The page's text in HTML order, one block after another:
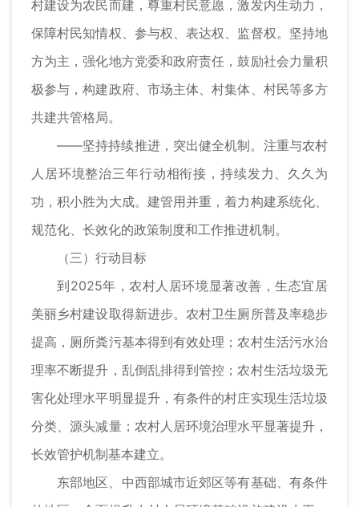
村建设为农民而建，尊重村民意愿，激发内生动力，
保障村民知情权、参与权、表达权、监督权。坚持地
方为主，强化地方党委和政府责任，鼓励社会力量积
极参与，构建政府、市场主体、村集体、村民等多方
共建共管格局。
——坚持持续推进，突出健全机制。注重与农村
人居环境整治三年行动相衔接，持续发力、久久为
功，积小胜为大成。建管用并重，着力构建系统化、
规范化、长效化的政策制度和工作推进机制。
（三）行动目标
到2025年，农村人居环境显著改善，生态宜居
美丽乡村建设取得新进步。农村卫生厕所普及率稳步
提高，厕所粪污基本得到有效处理；农村生活污水治
理率不断提升，乱倒乱排得到管控；农村生活垃圾无
害化处理水平明显提升，有条件的村庄实现生活垃圾
分类、源头减量；农村人居环境治理水平显著提升，
长效管护机制基本建立。
东部地区、中西部城市近郊区等有基础、有条件